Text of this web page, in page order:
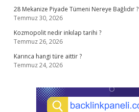
28 Mekanize Piyade Tümeni Nereye Bağlıdır ?
Temmuz 30, 2026
Kozmopolit nedir inkılap tarihi ?
Temmuz 26, 2026
Karınca hangi türe aittir ?
Temmuz 24, 2026